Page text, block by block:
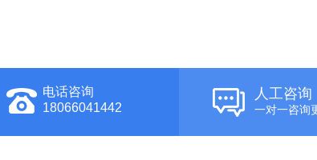
电话咨询
18066041442
人工咨询
一对一咨询